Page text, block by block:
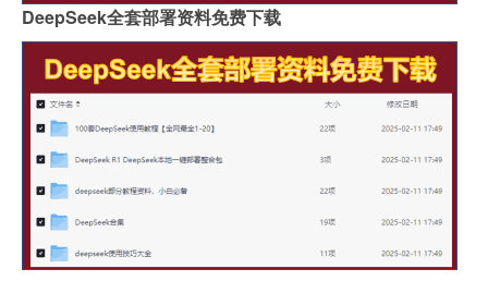
DeepSeek全套部署资料免费下载